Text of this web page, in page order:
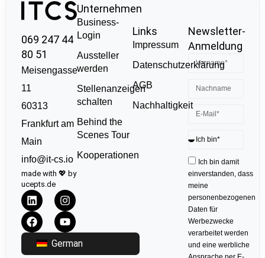
069 247 44
80 51
Meisengasse
11
60313
Frankfurt am
Main
info@it-cs.io
made with 💖 by
ucepts.de
German
Unternehmen
Business-
Login
Aussteller
werden
Stellenanzeigen
schalten
Behind the
Scenes Tour
Kooperationen
Links
Impressum
Datenschutzerklärung
AGB
Nachhaltigkeit
Newsletter-
Anmeldung
Ich bin damit
einverstanden, dass
meine
personenbezogenen
Daten für
Werbezwecke
verarbeitet werden
und eine werbliche